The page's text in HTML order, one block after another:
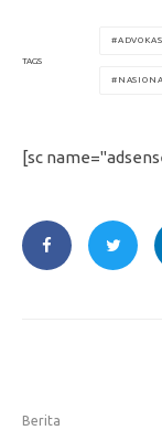
TAGS
[sc
Berita